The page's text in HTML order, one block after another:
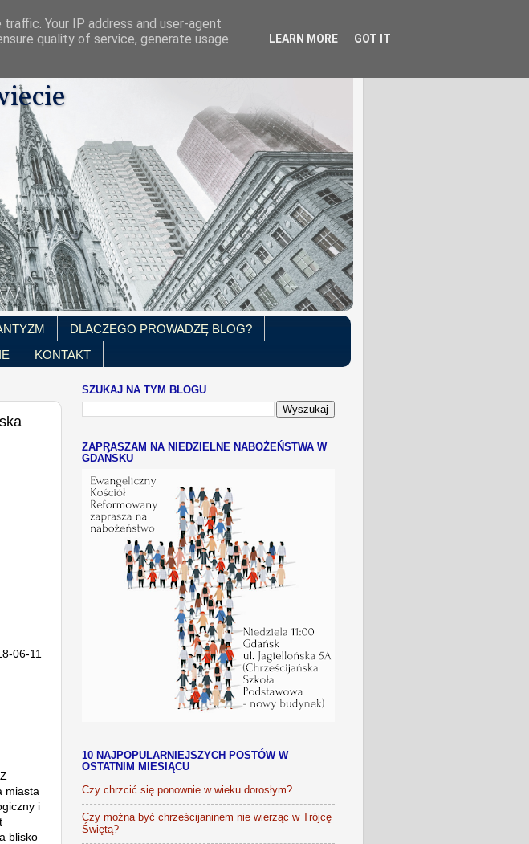
DLACZEGO PROWADZĘ BLOG?
KONTAKT
06-11
miasta
i
blisko
SZUKAJ NA TYM BLOGU
ZAPRASZAM NA NIEDZIELNE NABOŻEŃSTWA W
GDAŃSKU
10 NAJPOPULARNIEJSZYCH POSTÓW W
OSTATNIM MIESIĄCU
Czy chrzcić się ponownie w wieku dorosłym?
Czy można być chrześcijaninem nie wierząc w Trójcę
Świętą?
Your IP address and user-agent
quality of service, generate usage
LEARN MORE GOT IT